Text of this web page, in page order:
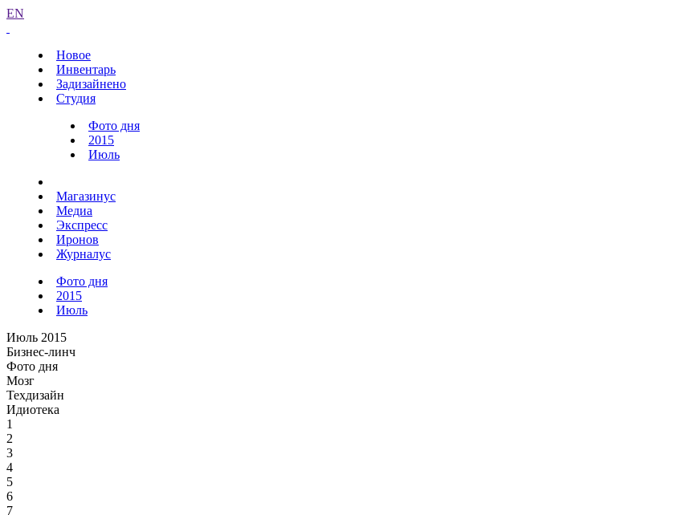
EN
Новое
Инвентарь
Задизайнено
Студия
Фото дня
2015
Июль
Магазинус
Медиа
Экспресс
Иронов
Журналус
Фото дня
2015
Июль
Июль 2015
Бизнес-линч
Фото дня
Мозг
Техдизайн
Идиотека
1
2
3
4
5
6
7